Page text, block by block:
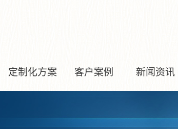
定制化方案 客户案例 新闻资讯